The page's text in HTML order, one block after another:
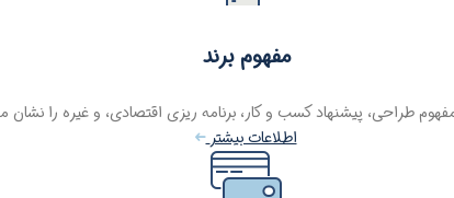
مفهوم برند
طراحی، پیشنهاد کسب و کار، برنامه ریزی اقتصادی، و غیره را
اطلاعات بیشتر